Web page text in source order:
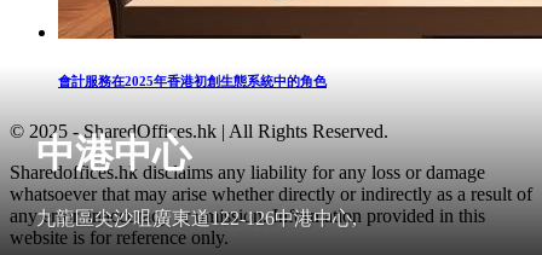
中港中心
九龍區尖沙咀廣東道122-126中港中心,
會計服務在2025年香港初創生態系統中的角色
© 2025 - SharedOffices.hk | All Rights Reserved.
Sharedoffices.hk disclaims any liability for any loss or damage
whatsoever that may arise whether directly or indirectly as a result of
any error, inaccuracy or omission. Information provided in this
website is for reference only.